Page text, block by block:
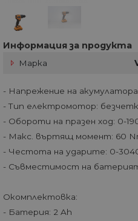
Информация за продукта
Марка
- Напрежение на
- Тип електромотор:
- Обороти на празен ход: 0-
- Макс. въртящ момент: 60
- Честота на ударите: 0-
- Съвместимост на
Окомплектовка:
- Батерия: 2 Ah